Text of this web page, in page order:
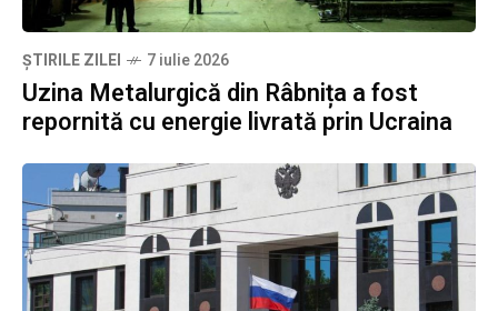
ȘTIRILE ZILEI 7 iulie 2026
Uzina Metalurgică din Râbnița a fost
repornită cu energie livrată prin Ucraina